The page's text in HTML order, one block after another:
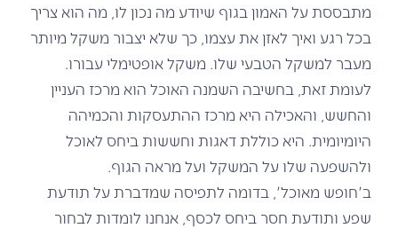
מתבססת על האמון בגוף שיודע מה נכון לו, מה הוא צריך
בכל רגע ואיך לאזן את עצמו, כך שלא יצבור משקל מיותר
מעבר למשקל הטבעי שלו. משקל אופטימלי עבורו.
לעומת זאת, בחשיבה השמנה האוכל הוא מרכז העניין
והחשש, והאכילה היא מרכז ההתעסקות והכמיהה
היומיומית. היא כוללת דאגות וחששות ביחס לאוכל
ולהשפעה שלו על המשקל ועל מראה הגוף.
ב'חופש מאוכל', בדומה לתפיסה שמדברת על תודעת
שפע ותודעת חסר ביחס לכסף, אנחנו לומדות לבחור